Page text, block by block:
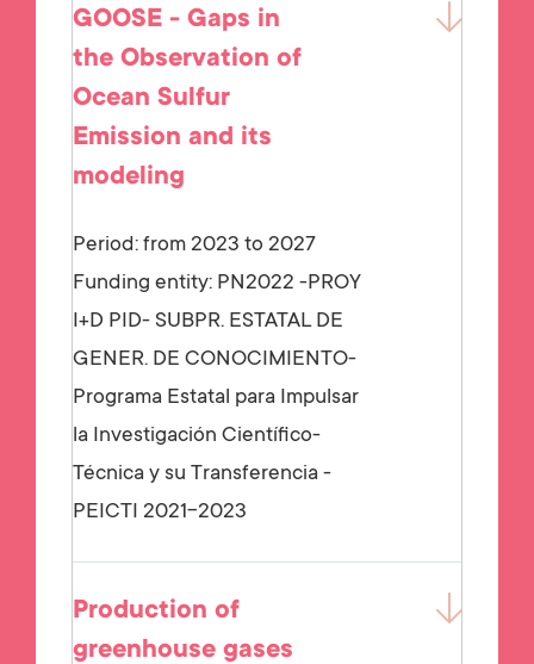
GOOSE - Gaps in
the Observation of
Ocean Sulfur
Emission and its
modeling
Period: from 2023 to 2027
Funding entity: PN2022 -PROY
I+D PID- SUBPR. ESTATAL DE
GENER. DE CONOCIMIENTO-
Programa Estatal para Impulsar
la Investigación Científico-
Técnica y su Transferencia -
PEICTI 2021-2023
Production of
greenhouse gases